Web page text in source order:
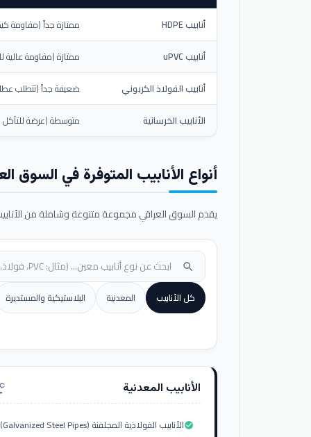
أنابيب HDPE ممتازة جداً (مقاومة
أنابيب uPVC
ممتازة (مقاومة عالية
أنابيب الفولاذ الكربوني
ضعيفة جداً (تتطلب
الأنابيب الخرسانية
متوسطة (عرضة للتآكل
أنواع الأنابيب المتوفرة في السوق
يقدم السوق العراقي مجموعة متنوعة وشاملة من
search
كل الأنابيب المعدنية البلاستيكية والمستديرة
الأنابيب المعدنية
الأنابيب الفولاذية المجلفنة (Galvanized Steel Pipes)check_circle